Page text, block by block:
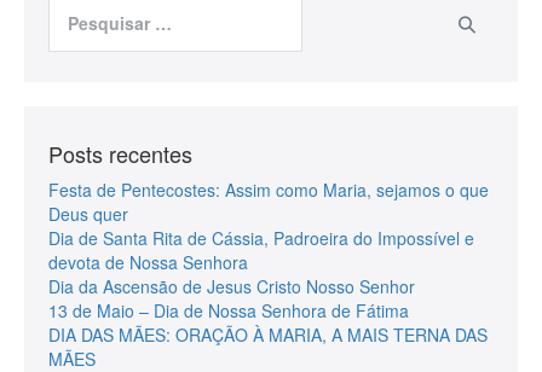
Posts recentes
Festa de Pentecostes: Assim como Maria, sejamos o que
Deus quer
Dia de Santa Rita de Cássia, Padroeira do Impossível e
devota de Nossa Senhora
Dia da Ascensão de Jesus Cristo Nosso Senhor
13 de Maio – Dia de Nossa Senhora de Fátima
DIA DAS MÃES: ORAÇÃO À MARIA, A MAIS TERNA DAS
MÃES